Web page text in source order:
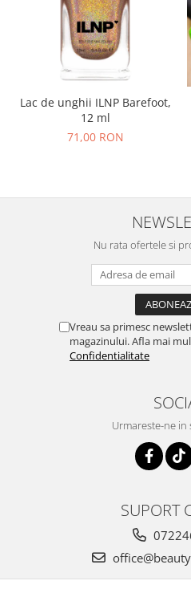
Lac de unghii ILNP Barefoot,
12 ml
71,00 RON
Nu rata ofertele si
Vreau sa primesc
magazinului. Afla mai
Confidentialitate
Urmareste-ne in
SUPORT